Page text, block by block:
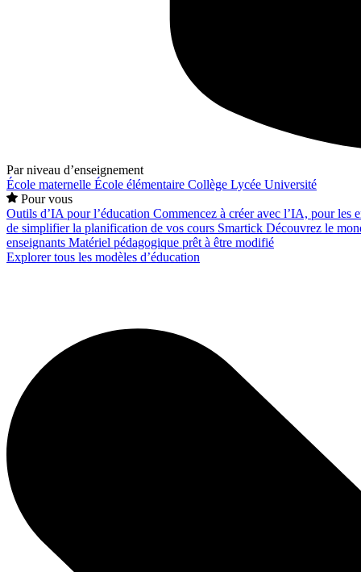
Par niveau d’enseignement
École maternelle École élémentaire Collège Lycée Université
Pour vous
Outils d’IA pour l’éducation Commencez à créer avec l’IA, pour les
de simplifier la planification de vos cours Smartick Découvrez le
enseignants Matériel pédagogique prêt à être modifié
Explorer tous les modèles d’éducation